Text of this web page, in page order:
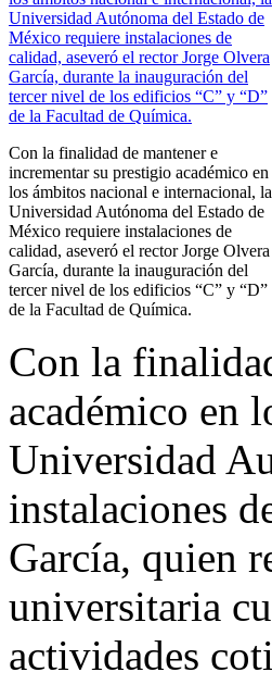
Con la finalidad de mantener e
incrementar su prestigio académico en
los ámbitos nacional e internacional, la
Universidad Autónoma del Estado de
México requiere instalaciones de
calidad, aseveró el rector Jorge Olvera
García, durante la inauguración del
tercer nivel de los edificios “C” y “D”
de la Facultad de Química.
Con la
académico en
Universidad
instalaciones
García, quien
universitaria
actividades